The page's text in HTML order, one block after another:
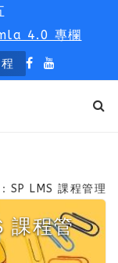
4.0 專欄
SP LMS 課程管理
課程管